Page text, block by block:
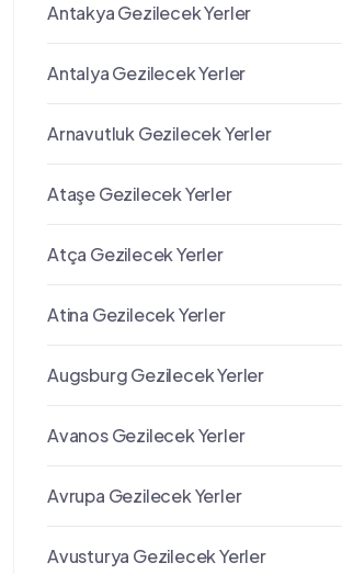
Antakya Gezilecek Yerler
Antalya Gezilecek Yerler
Arnavutluk Gezilecek Yerler
Ataşe Gezilecek Yerler
Atça Gezilecek Yerler
Atina Gezilecek Yerler
Augsburg Gezilecek Yerler
Avanos Gezilecek Yerler
Avrupa Gezilecek Yerler
Avusturya Gezilecek Yerler